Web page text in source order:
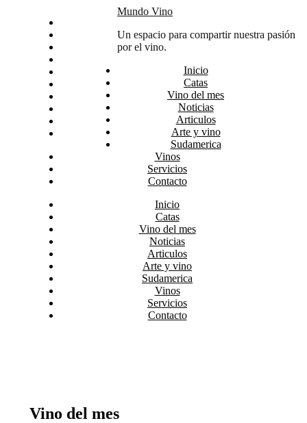
Arte y vino
Sudamerica
Mundo Vino
Un espacio para compartir nuestra pasión
por el vino.
Inicio
Catas
Vino del mes
Noticias
Articulos
Arte y vino
Sudamerica
Vinos
Servicios
Contacto
Inicio
Catas
Vino del mes
Noticias
Articulos
Arte y vino
Sudamerica
Vinos
Servicios
Contacto
Vino del mes